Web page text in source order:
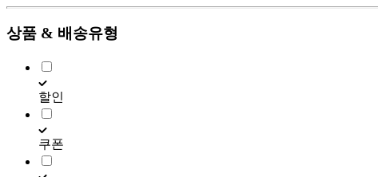
상품 & 배송유형
할인
쿠폰